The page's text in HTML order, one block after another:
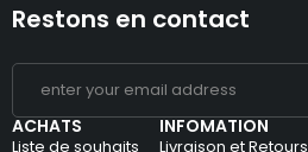
ACHATS
Liste de souhaits
INFOMATION
Livraison et Retours
Restons en contact